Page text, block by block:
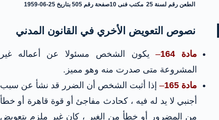
الطعن رقم لسنة 25 مكتب فنى 10صفحة رقم 505 بتاريخ 25-06-1959
نصوص التعويض الأخري في القانون المدني
مادة 164 –يكون الشخص مسئولا عن أعماله غير
المشروعة متى صدرت منه وهو مميز.
مادة 165
– إذا أثبت الشخص أن الضرر قد نشأ عن سبب
أجنبي لا يد له فيه ، كحادث مفاجئ أو قوة قاهرة أو خطأ
من المضرور أو خطأ من الغير ، كان غير ملزم بتعويض